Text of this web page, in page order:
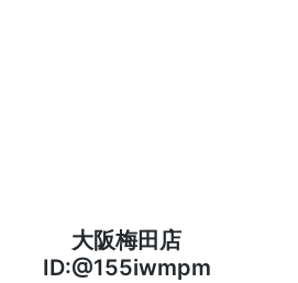
大阪梅田店
ID:@155iwmpm